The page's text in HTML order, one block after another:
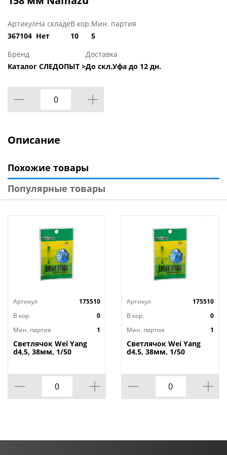
Артикул
367104
На складе
Нет
В кор.
10
Мин. партия
5
Бренд
Каталог СЛЕДОПЫТ >
Доставка
До скл.Уфа до 12 дн.
Описание
Похожие товары
Популярные товары
Артикул
175510
В кор.
0
Мин. партия
1
Светлячок Wei Yang
d4,5, 38мм, 1/50
Артикул
175510
В кор.
0
Мин. партия
1
Светлячок Wei Yang
d4,5, 38мм, 1/50